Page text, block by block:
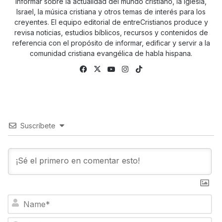
Israel, la música cristiana y otros temas de interés para los
creyentes. El equipo editorial de entreCristianos produce y
revisa noticias, estudios bíblicos, recursos y contenidos de
referencia con el propósito de informar, edificar y servir a la
comunidad cristiana evangélica de habla hispana.
Facebook
X YouTubeInstagram
Suscríbete
m